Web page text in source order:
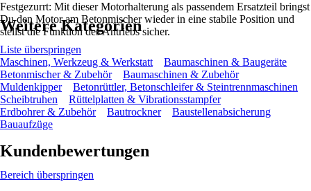
Festgezurrt: Mit dieser Motorhalterung als passendem Ersatzteil bringst
Du den Motor am Betonmischer wieder in eine stabile Position und
stellst die Funktion des Antriebs sicher.
Weitere Kategorien
Liste überspringen
Maschinen, Werkzeug & Werkstatt
Baumaschinen & Baugeräte
Betonmischer & Zubehör
Baumaschinen & Zubehör
Muldenkipper
Betonrüttler, Betonschleifer & Steintrennmaschinen
Scheibtruhen
Rüttelplatten & Vibrationsstampfer
Erdbohrer & Zubehör
Bautrockner
Baustellenabsicherung
Bauaufzüge
Kundenbewertungen
Bereich überspringen